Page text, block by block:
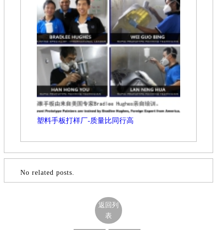
塑料手板打样厂-质量比同行高
No related posts.
返回列
表